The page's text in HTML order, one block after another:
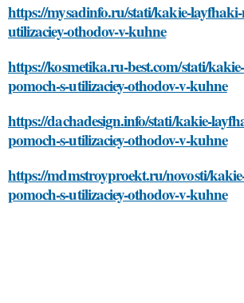
https://mysadinfo.ru/stati/kakie-
utilizaciey-othodov-v-kuhne
https://kosmetika.ru-best.com/stati/
pomoch-s-utilizaciey-othodov-v-kuhne
https://dachadesign.info/stati/kakie-
pomoch-s-utilizaciey-othodov-v-kuhne
https://mdmstroyproekt.ru/novosti/
pomoch-s-utilizaciey-othodov-v-kuhne